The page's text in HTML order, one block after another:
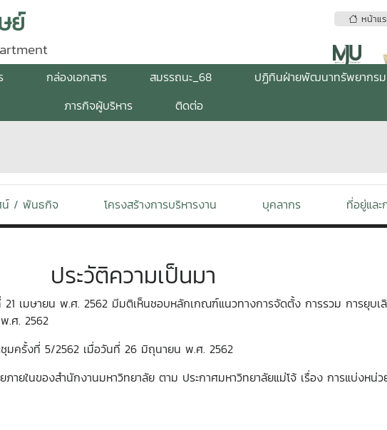
หน้าแ
ย์
กล่องเอกสาร สมรรถนะ_68 ปฏิทินฝ่ายพัฒนาทรัพยากร
ภารกิจผู้บริหาร
ติดต่อ
น์ / พันธกิจ โครงสร้างการบริหารงาน บุคลากร ที่อยู่แล
ประวัติความเป็นมา
เมษายน พ.ศ. 2562 มีมติเห็นชอบหลักเกณฑ์แนวทางการจัดตั้ง การรวม การยุบเ
.ศ. 2562
มครั้งที่ 5/2562 เมื่อวันที่ 26 มิถุนายน พ.ศ. 2562
ในของสำนักงานมหาวิทยาลัย ตาม ประกาศมหาวิทยาลัยแม่โจ้ เรื่อง การแบ่งหน่